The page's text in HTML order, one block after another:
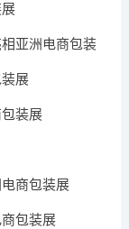
亚洲电商包装
展
装展
商包装展
包装展